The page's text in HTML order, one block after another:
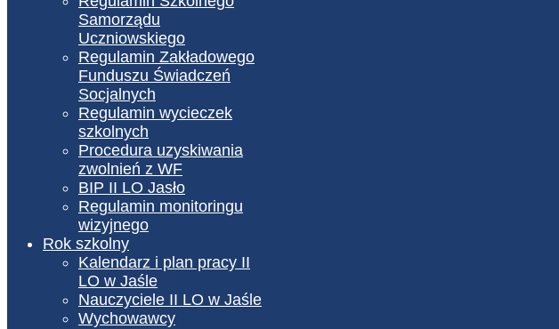
Samorządu
Uczniowskiego
Regulamin Zakładowego
Funduszu Świadczeń
Socjalnych
Regulamin wycieczek
szkolnych
Procedura uzyskiwania
zwolnień z WF
BIP II LO Jasło
Regulamin monitoringu
wizyjnego
Rok szkolny
Kalendarz i plan pracy II
LO w Jaśle
Nauczyciele II LO w Jaśle
Wychowawcy